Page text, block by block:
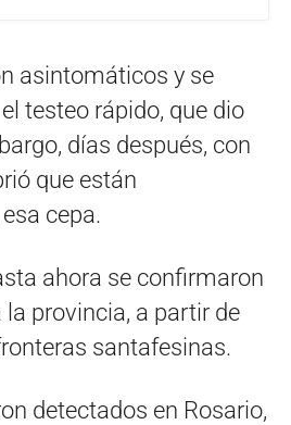
asintomáticos y se
testeo rápido, que dio
días después, con
que están
cepa.
ahora se confirmaron
provincia, a partir de
santafesinas.
detectados en Rosario,